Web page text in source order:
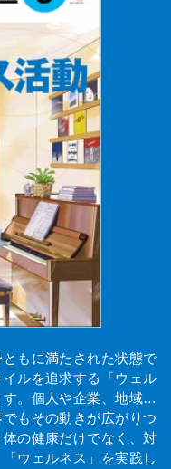
もに満たされた状態で
ルを追求する「ウェル
す。個人や企業、地域…
もその動きが広がりつ
の健康だけでなく、対
ウェルネス」を実践し